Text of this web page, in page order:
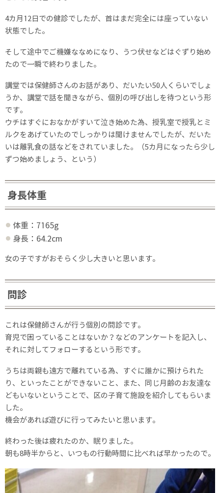
4カ月12日での健診でしたが、首はまだ完全には座っていない
状態でした。
そして途中でご機嫌ななめになり、うつ伏せなどはぐずり始め
たので一瞬で終わりました。
講堂では保健師さんのお話があり、だいたい50人くらいでしょ
うか、講堂で話を聞きながら、個別の呼び出しを待つという形
です。
ウチはすぐにおなかがすいて泣き始めた為、授乳室で授乳とミ
ルクをあげていたのでしっかりは聞けませんでしたが、だいた
いは離乳食の話などをされていました。（5カ月になったら少し
ずつ始めましょう、という）
身長体重
体重：7165g
身長：64.2cm
女の子ですがおそらく少し大きいと思います。
問診
これは保健師さんが行う個別の問診です。
育児で困っていることはないか？などのアンケートを記入し、
それに対してフォローするという形です。
うちは両親も遠方で離れている為、すぐに誰かに預けられた
り、といったことができないこと、また、同じ月齢のお友達な
どもいないということで、区の子育て施設を紹介してもらいま
した。
機会があれば遊びに行ってみたいと思います。
終わった後は疲れたのか、眠りました。
朝も8時半からと、いつもの行動時間に比べれば早かったので。